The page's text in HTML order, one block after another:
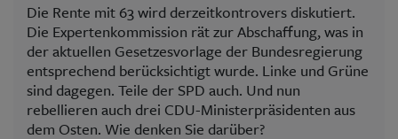
Die Rente mit 63 wird derzeitkontrovers diskutiert.
Die Expertenkommission rät zur Abschaffung, was in
der aktuellen Gesetzesvorlage der Bundesregierung
entsprechend berücksichtigt wurde. Linke und Grüne
sind dagegen. Teile der SPD auch. Und nun
rebellieren auch drei CDU-Ministerpräsidenten aus
dem Osten. Wie denken Sie darüber?